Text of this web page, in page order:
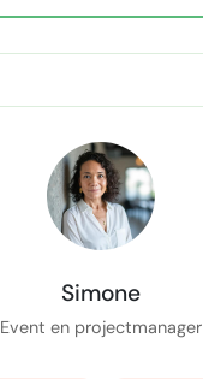
Simone
Event en projectmanager